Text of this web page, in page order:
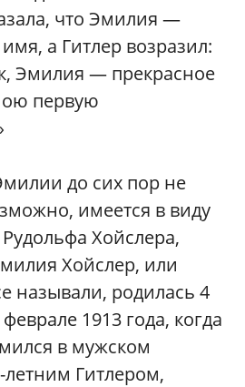
что Эмилия —
а Гитлер возразил:
Эмилия — прекрасное
первую
до сих пор не
имеется в виду
Хойслера,
Хойслер, или
называли, родилась 4
1913 года, когда
в мужском
Гитлером,